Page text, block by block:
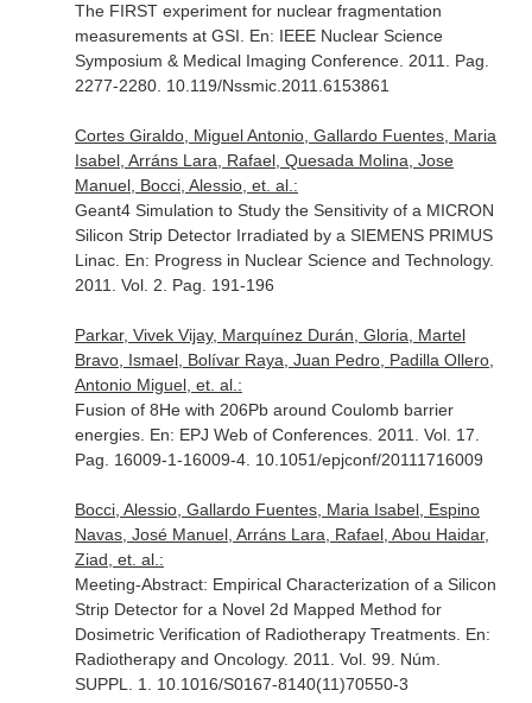
The FIRST experiment for nuclear fragmentation
measurements at GSI. En: IEEE Nuclear Science
Symposium & Medical Imaging Conference. 2011. Pag.
2277-2280. 10.119/Nssmic.2011.6153861
Cortes Giraldo, Miguel Antonio, Gallardo Fuentes, Maria
Isabel, Arráns Lara, Rafael, Quesada Molina, Jose
Manuel, Bocci, Alessio, et. al.:
Geant4 Simulation to Study the Sensitivity of a MICRON
Silicon Strip Detector Irradiated by a SIEMENS PRIMUS
Linac. En: Progress in Nuclear Science and Technology.
2011. Vol. 2. Pag. 191-196
Parkar, Vivek Vijay, Marquínez Durán, Gloria, Martel
Bravo, Ismael, Bolívar Raya, Juan Pedro, Padilla Ollero,
Antonio Miguel, et. al.:
Fusion of 8He with 206Pb around Coulomb barrier
energies. En: EPJ Web of Conferences. 2011. Vol. 17.
Pag. 16009-1-16009-4. 10.1051/epjconf/20111716009
Bocci, Alessio, Gallardo Fuentes, Maria Isabel, Espino
Navas, José Manuel, Arráns Lara, Rafael, Abou Haidar,
Ziad, et. al.:
Meeting-Abstract: Empirical Characterization of a Silicon
Strip Detector for a Novel 2d Mapped Method for
Dosimetric Verification of Radiotherapy Treatments. En:
Radiotherapy and Oncology. 2011. Vol. 99. Núm.
SUPPL. 1. 10.1016/S0167-8140(11)70550-3